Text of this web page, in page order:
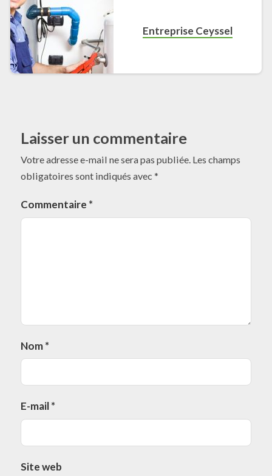
Entreprise Ceyssel
Laisser un commentaire
Votre adresse e-mail ne sera pas publiée. Les champs
obligatoires sont indiqués avec *
Commentaire *
Nom*
E-mail*
Site web